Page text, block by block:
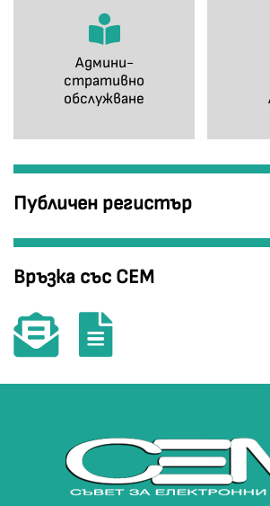
Админи-
стративно
обслужване
Публичен регистър
Връзка със СЕМ